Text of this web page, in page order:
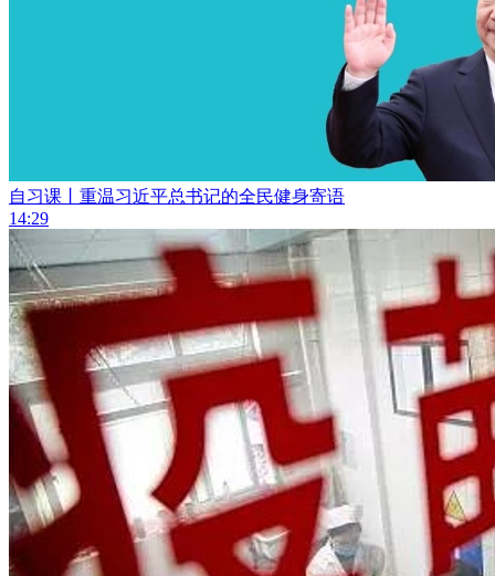
自习课丨重温习近平总书记的全民健身寄语
14:29